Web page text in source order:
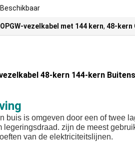
Beschikbaar
OPGW-vezelkabel met 144 kern, 48-kern
48-kern 144-kern
buis is omgeven door een of twee
legeringsdraad. zijn de meest
van de elektriciteitslijnen.